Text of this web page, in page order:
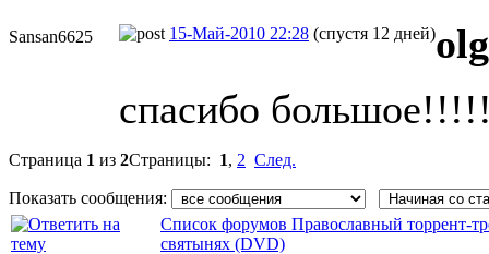
Sansan6625 15-Май-2010 22:28 (спустя 12 дней)
спасибо
Страница 1 из 2Страницы: 1, 2 След.
Показать сообщения:
Список форумов Православный торрент-
святынях (DVD)